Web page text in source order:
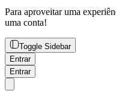
Para aproveitar uma
uma conta!
Toggle Sidebar
Entrar
Entrar